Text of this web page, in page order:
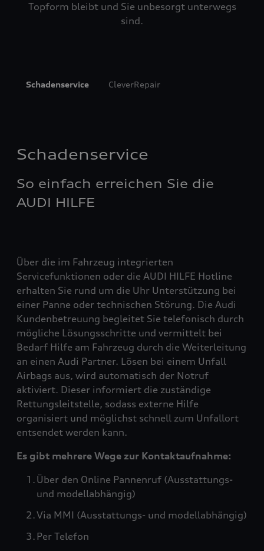
Topform bleibt und Sie unbesorgt unterwegs
sind.
Schadenservice CleverRepair
Schadenservice
So einfach erreichen Sie die
AUDI HILFE
Über die im Fahrzeug integrierten
Servicefunktionen oder die AUDI HILFE Hotline
erhalten Sie rund um die Uhr Unterstützung bei
einer Panne oder technischen Störung. Die Audi
Kundenbetreuung begleitet Sie telefonisch durch
mögliche Lösungsschritte und vermittelt bei
Bedarf Hilfe am Fahrzeug durch die Weiterleitung
an einen Audi Partner. Lösen bei einem Unfall
Airbags aus, wird automatisch der Notruf
aktiviert. Dieser informiert die zuständige
Rettungsleitstelle, sodass externe Hilfe
organisiert und möglichst schnell zum Unfallort
entsendet werden kann.
Es gibt mehrere Wege zur Kontaktaufnahme:
Über den Online Pannenruf (Ausstattungs-
und modellabhängig)
Via MMI (Ausstattungs- und modellabhängig)
Per Telefon